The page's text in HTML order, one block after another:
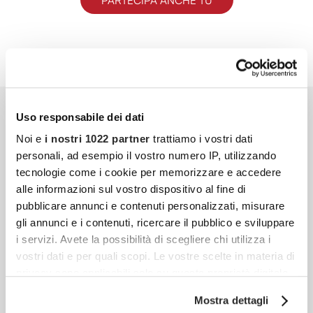
Uso responsabile dei dati
Noi e i nostri 1022 partner trattiamo i vostri dati
personali, ad esempio il vostro numero IP, utilizzando
tecnologie come i cookie per memorizzare e accedere
alle informazioni sul vostro dispositivo al fine di
pubblicare annunci e contenuti personalizzati, misurare
gli annunci e i contenuti, ricercare il pubblico e sviluppare
i servizi. Avete la possibilità di scegliere chi utilizza i
vostri dati e per quali scopi. Le vostre scelte in materia di
modificare o revocare il proprio consenso in qualsiasi
Mostra dettagli